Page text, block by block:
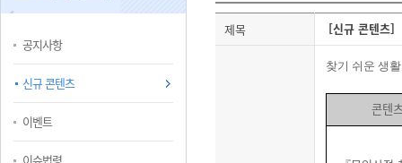
공지사항
신규 콘텐츠
이벤트
제목 [신규 콘텐츠]
찾기 쉬운 생
콘텐